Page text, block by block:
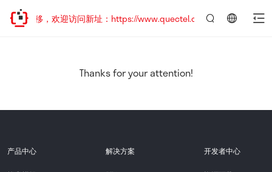
址已迁移，欢迎访问新址：https://www.quectel.com.cn
Thanks for your attention!
产品中心 解决方案 开发者中心